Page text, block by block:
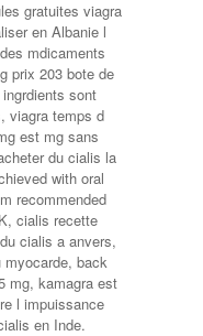
gratuites viagra
en Albanie l
mdicaments
prix 203 bote de
sont
viagra temps d
est mg sans
du cialis la
with oral
recommended
cialis recette
cialis a anvers,
back
mg, kamagra est
l impuissance
en Inde.